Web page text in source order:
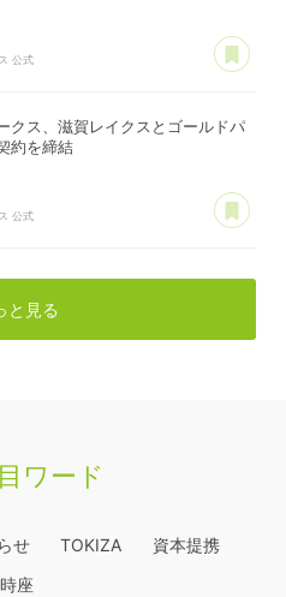
公式
クス、滋賀レイクスとゴールドパ
約を締結
公式
と見る
ワード
せ TOKIZA
資本提携
時座